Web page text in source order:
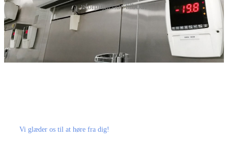
uforpligtende tilbud?
Vi glæder os til at høre fra dig!